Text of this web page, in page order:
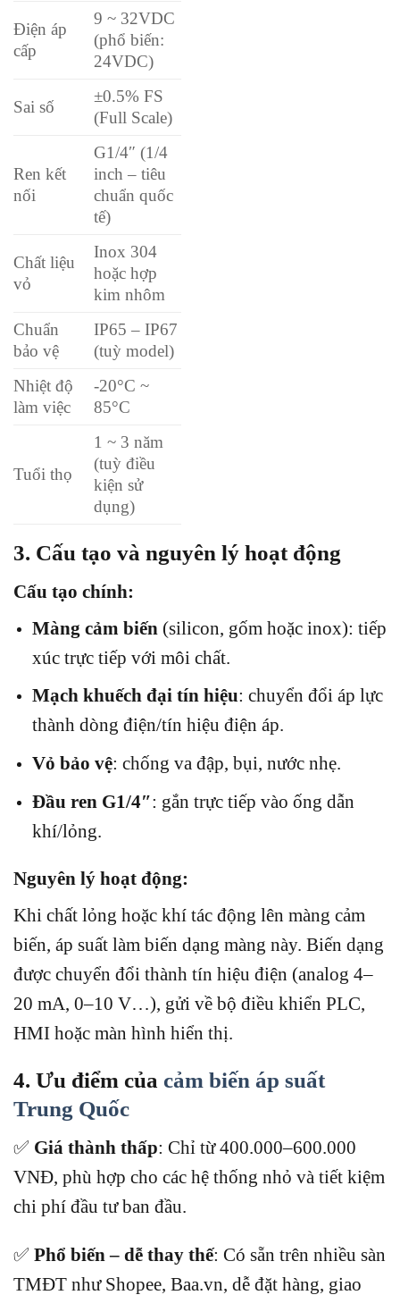
Điện áp
cấp
9 ~ 32VDC
(phổ biến:
24VDC)
Sai số
±0.5% FS
(Full Scale)
Ren kết
nối
G1/4″ (1/4
inch – tiêu
chuẩn quốc
tế)
Chất liệu
vỏ
Inox 304
hoặc hợp
kim nhôm
Chuẩn
bảo vệ
IP65 – IP67
(tuỳ model)
Nhiệt độ
làm việc
-20°C ~
85°C
Tuổi thọ
1 ~ 3 năm
(tuỳ điều
kiện sử
dụng)
3. Cấu tạo và nguyên lý hoạt động
Cấu tạo chính:
Màng cảm biến (silicon, gốm hoặc inox): tiếp
xúc trực tiếp với môi chất.
Mạch khuếch đại tín hiệu: chuyển đổi áp lực
thành dòng điện/tín hiệu điện áp.
Vỏ bảo vệ: chống va đập, bụi, nước nhẹ.
Đầu ren G1/4″: gắn trực tiếp vào ống dẫn
khí/lỏng.
Nguyên lý hoạt động:
Khi chất lỏng hoặc khí tác động lên màng cảm
biến, áp suất làm biến dạng màng này. Biến dạng
được chuyển đổi thành tín hiệu điện (analog 4–
20 mA, 0–10 V…), gửi về bộ điều khiển PLC,
HMI hoặc màn hình hiển thị.
4. Ưu điểm của cảm biến áp suất
Trung Quốc
✅ Giá thành thấp: Chỉ từ 400.000–600.000
VNĐ, phù hợp cho các hệ thống nhỏ và tiết kiệm
chi phí đầu tư ban đầu.
✅ Phổ biến – dễ thay thế: Có sẵn trên nhiều sàn
TMĐT như Shopee, Baa.vn, dễ đặt hàng, giao